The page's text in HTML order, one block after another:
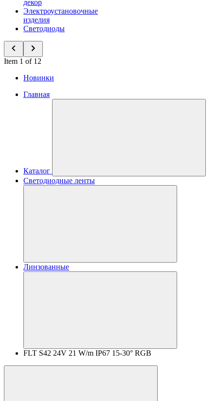
декор
Электроустановочные
изделия
Светодиоды
Item 1 of 12
Новинки
Главная
Каталог
Светодиодные ленты
Линзованные
FLT S42 24V 21 W/m IP67 15-30° RGB